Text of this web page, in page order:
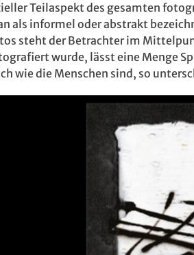
Teilaspekt des gesamten
als informel oder abstrakt
steht der Betrachter im
wurde, lässt eine Menge
wie die Menschen sind, so